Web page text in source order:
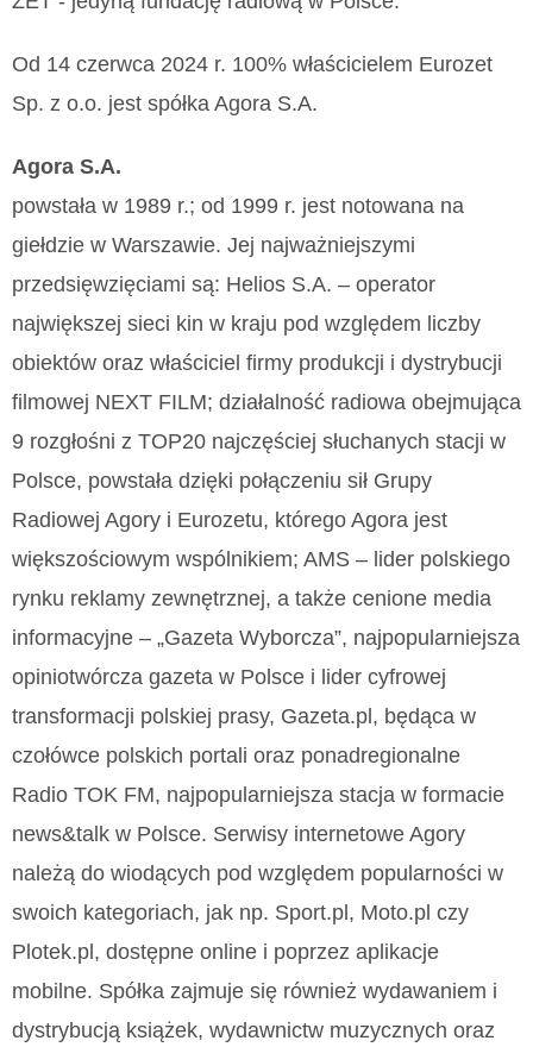
Od 14 czerwca 2024 r. 100% właścicielem Eurozet
Sp. z o.o. jest spółka Agora S.A.
Agora S.A.
powstała w 1989 r.; od 1999 r. jest notowana na
giełdzie w Warszawie. Jej najważniejszymi
przedsięwzięciami są: Helios S.A. – operator
największej sieci kin w kraju pod względem liczby
obiektów oraz właściciel firmy produkcji i dystrybucji
filmowej NEXT FILM; działalność radiowa obejmująca
9 rozgłośni z TOP20 najczęściej słuchanych stacji w
Polsce, powstała dzięki połączeniu sił Grupy
Radiowej Agory i Eurozetu, którego Agora jest
większościowym wspólnikiem; AMS – lider polskiego
rynku reklamy zewnętrznej, a także cenione media
informacyjne – „Gazeta Wyborcza”, najpopularniejsza
opiniotwórcza gazeta w Polsce i lider cyfrowej
transformacji polskiej prasy, Gazeta.pl, będąca w
czołówce polskich portali oraz ponadregionalne
Radio TOK FM, najpopularniejsza stacja w formacie
news&talk w Polsce. Serwisy internetowe Agory
należą do wiodących pod względem popularności w
swoich kategoriach, jak np. Sport.pl, Moto.pl czy
Plotek.pl, dostępne online i poprzez aplikacje
mobilne. Spółka zajmuje się również wydawaniem i
dystrybucją książek, wydawnictw muzycznych oraz
narzędzie do zarządzania twoimi preferencjami dot.
prywatności” w stopce serwisu i przechodząc do „Ustawień
Zaawansowanych”. Zmiana ustawień plików cookie możliwa
jest także za pomocą ustawień przeglądarki.
My, nasi Zaufani Partnerzy oraz Agora S.A. mogą
przetwarzać dane osobowe w następujących
celach:Użycie dokładnych danych geolokalizacyjnych.
Aktywne skanowanie charakterystyki urządzenia do celów
identyfikacji. Przechowywanie informacji na urządzeniu lub
dostęp do nich. Spersonalizowane reklamy i treści, pomiar
reklam i treści, badnie odbiorców i ulepszanie usług.